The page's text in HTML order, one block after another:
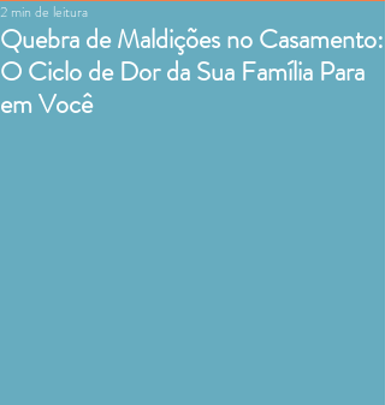
Quebra de Maldições no Casamento:
O Ciclo de Dor da Sua Família Para
em Você
2 min de leitura